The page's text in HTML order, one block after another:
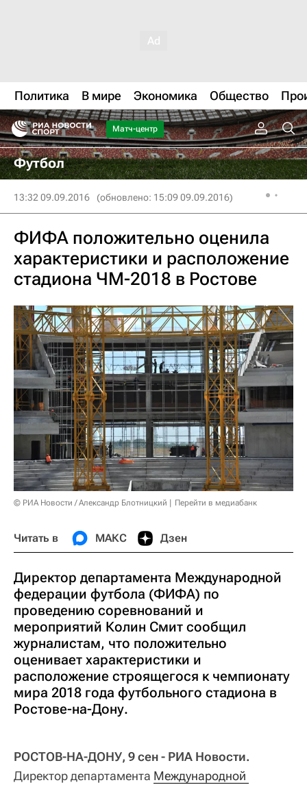
Политика В мире Экономика Общество
Матч-центр
Футбол
13:32 09.09.2016 (обновлено: 15:09 09.09.2016)
ФИФА положительно оценила
характеристики и расположение
стадиона ЧМ-2018 в Ростове
© РИА Новости / Александр Блотницкий Перейти в медиабанк
Читать в МАКС Дзен
Директор департамента Международной
федерации футбола (ФИФА) по
проведению соревнований и
мероприятий Колин Смит сообщил
журналистам, что положительно
оценивает характеристики и
расположение строящегося к чемпионату
мира 2018 года футбольного стадиона в
Ростове-на-Дону.
РОСТОВ-НА-ДОНУ, 9 сен - РИА Новости.
Директор департамента Международной